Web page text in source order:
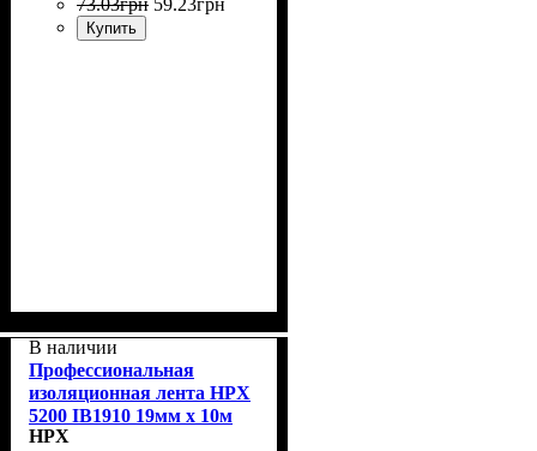
73.03грн 59.23грн
Купить
В наличии
Профессиональная
изоляционная лента HPX
5200 IB1910 19мм х 10м
черная
HPX